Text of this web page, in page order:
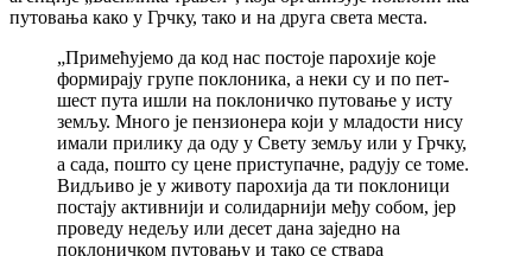
путовања како у Грчку, тако и на друга света места.
„Примећујемо да код нас постоје парохије које
формирају групе поклоника, а неки су и по пет-
шест пута ишли на поклоничко путовање у исту
земљу. Много је пензионера који у младости нису
имали прилику да оду у Свету земљу или у Грчку,
а сада, пошто су цене приступачне, радују се томе.
Видљиво је у животу парохија да ти поклоници
постају активнији и солидарнији међу собом, јер
проведу недељу или десет дана заједно на
поклоничком путовању и тако се ствара